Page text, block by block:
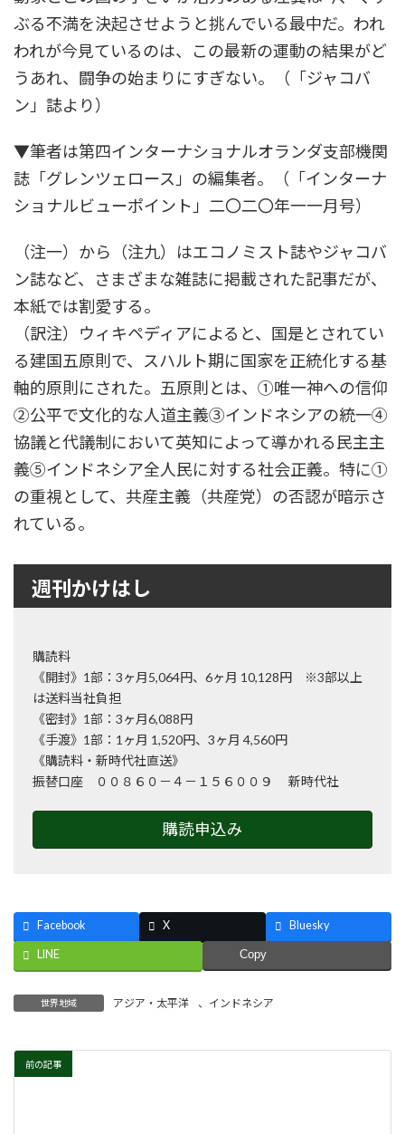
ぶる不満を決起させようと挑んでいる最中だ。われ
われが今見ているのは、この最新の運動の結果がど
うあれ、闘争の始まりにすぎない。（「ジャコバ
ン」誌より）
▼筆者は第四インターナショナルオランダ支部機関
誌「グレンツェロース」の編集者。（「インターナ
ショナルビューポイント」二〇二〇年一一月号）
（注一）から（注九）はエコノミスト誌やジャコバ
ン誌など、さまざまな雑誌に掲載された記事だが、
本紙では割愛する。
（訳注）ウィキペディアによると、国是とされてい
る建国五原則で、スハルト期に国家を正統化する基
軸的原則にされた。五原則とは、①唯一神への信仰
②公平で文化的な人道主義③インドネシアの統一④
協議と代議制において英知によって導かれる民主主
義⑤インドネシア全人民に対する社会正義。特に①
の重視として、共産主義（共産党）の否認が暗示さ
れている。
週刊かけはし
購読料
《開封》1部：3ヶ月5,064円、6ヶ月 10,128円 ※3部以上
は送料当社負担
《密封》1部：3ヶ月6,088円
《手渡》1部：1ヶ月 1,520円、3ヶ月 4,560円
《購読料・新時代社直送》
振替口座 ００８６０－４－１５６００９ 新時代社
購読申込み
Facebook X Bluesky
LINE Copy
世界地域 アジア・太平洋 、 インドネシア
前の記事